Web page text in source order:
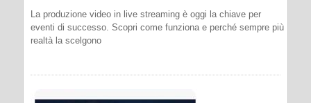
La produzione video in live streaming è oggi la chiave per
eventi di successo. Scopri come funziona e perché sempre più
realtà la scelgono